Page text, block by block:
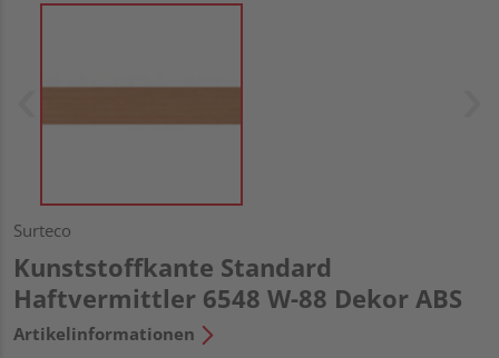
Surteco
Kunststoffkante Standard
Haftvermittler 6548 W-88 Dekor ABS
Artikelinformationen